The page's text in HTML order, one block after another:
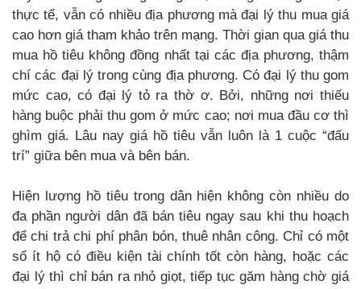
thực tế, vẫn có nhiều địa phương mà đại lý thu mua giá
cao hơn giá tham khảo trên mạng. Thời gian qua giá thu
mua hồ tiêu không đồng nhất tại các địa phương, thậm
chí các đại lý trong cùng địa phương. Có đại lý thu gom
mức cao, có đại lý tỏ ra thờ ơ. Bởi, những nơi thiếu
hàng buộc phải thu gom ở mức cao; nơi mua đầu cơ thì
ghìm giá. Lâu nay giá hồ tiêu vẫn luôn là 1 cuộc “đấu
trí” giữa bên mua và bên bán.
Hiện lượng hồ tiêu trong dân hiện không còn nhiều do
đa phần người dân đã bán tiêu ngay sau khi thu hoạch
để chi trả chi phí phân bón, thuê nhân công. Chỉ có một
số ít hộ có điều kiện tài chính tốt còn hàng, hoặc các
đại lý thì chỉ bán ra nhỏ giọt, tiếp tục găm hàng chờ giá